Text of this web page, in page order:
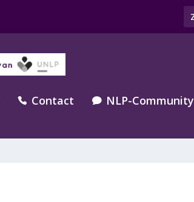
 Contact  NLP-Community